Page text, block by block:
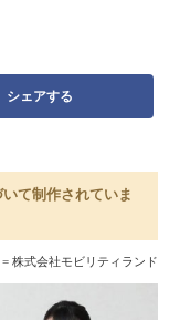
シェアする
て制作されていま
= 株式会社モビリティランド